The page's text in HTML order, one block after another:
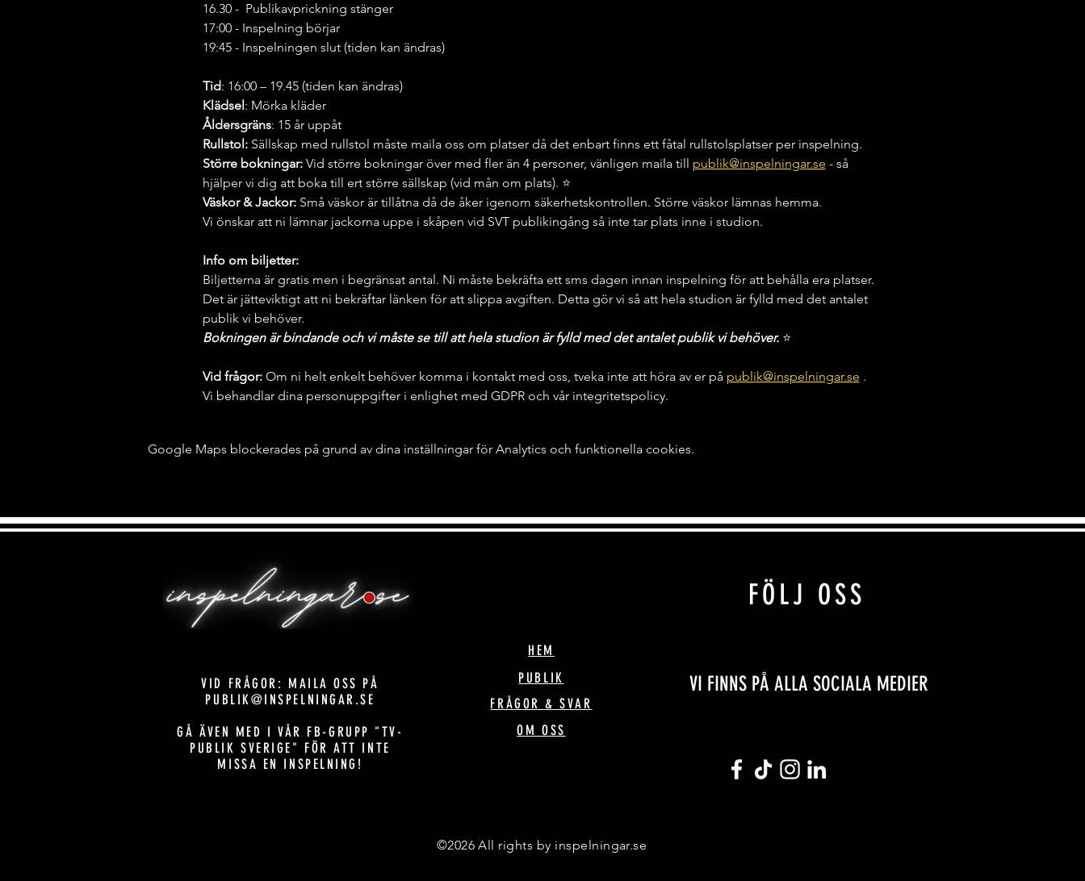
16.30 -  Publikavprickning stänger
17:00 - Inspelning börjar
19:45 - Inspelningen slut (tiden kan ändras)
Tid: 16:00 – 19.45 (tiden kan ändras)
Klädsel: Mörka kläder
Åldersgräns: 15 år uppåt
Rullstol: Sällskap med rullstol måste maila oss om platser då det enbart finns ett fåtal rullstolsplatser per inspelning.
Större bokningar: Vid större bokningar över med fler än 4 personer, vänligen maila till publik@inspelningar.se - så
hjälper vi dig att boka till ert större sällskap (vid mån om plats). ⭐️
Väskor & Jackor: Små väskor är tillåtna då de åker igenom säkerhetskontrollen. Större väskor lämnas hemma.
Vi önskar att ni lämnar jackorna uppe i skåpen vid SVT publikingång så inte tar plats inne i studion.
Info om biljetter:
Biljetterna är gratis men i begränsat antal. Ni måste bekräfta ett sms dagen innan inspelning för att behålla era platser.
Det är jätteviktigt att ni bekräftar länken för att slippa avgiften. Detta gör vi så att hela studion är fylld med det antalet
publik vi behöver.
Bokningen är bindande och vi måste se till att hela studion är fylld med det antalet publik vi behöver. ⭐️
Vid frågor: Om ni helt enkelt behöver komma i kontakt med oss, tveka inte att höra av er på publik@inspelningar.se .
Vi behandlar dina personuppgifter i enlighet med GDPR och vår integritetspolicy.
Google Maps blockerades på grund av dina inställningar för Analytics och funktionella cookies.
FÖLJ OSS
VID FRÅGOR: MAILA OSS PÅ
PUBLIK@INSPELNINGAR.SE
GÅ ÄVEN MED I VÅR FB-GRUPP "TV-
PUBLIK SVERIGE" FÖR ATT INTE
MISSA EN INSPELNING!
HEM
PUBLIK
FRÅGOR & SVAR
OM OSS
VI FINNS PÅ ALLA SOCIALA MEDIER
©2026 All rights by inspelningar.se